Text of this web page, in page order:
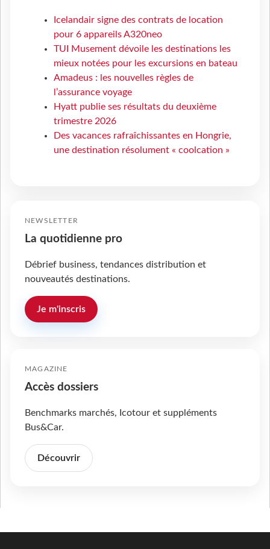
Icelandair signe des contrats de location
pour 6 appareils A320neo
TUI Musement dévoile les destinations les
mieux notées pour les excursions en bateau
Amadeus : les nouvelles règles de
l’assurance voyage
Hyatt publie ses résultats du deuxième
trimestre 2026
Des vacances rafraîchissantes en Hongrie,
une destination résolument « coolcation »
NEWSLETTER
La quotidienne pro
Débrief business, tendances distribution et
nouveautés destinations.
Je m'inscris
MAGAZINE
Accès dossiers
Benchmarks marchés, Icotour et suppléments
Bus&Car.
Découvrir